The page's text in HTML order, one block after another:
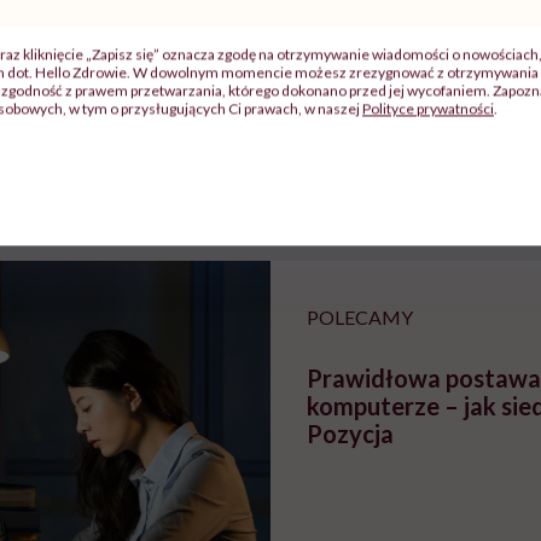
tylko
kobiet w ciąży na rynku
pracy
Wkrótce nowa
Instrukcja". Tym
warsztat
POLECAMY
Prawidłowa
komputerze – jak
Pozycja
kliknięcie „Zapisz się” oznacza zgodę na otrzymywanie wiadomości o
dot. Hello Zdrowie. W dowolnym momencie możesz zrezygnować z
zgodność z prawem przetwarzania, którego dokonano przed jej wycofaniem.
w tym o przysługujących Ci prawach, w naszejPolityce prywatności.